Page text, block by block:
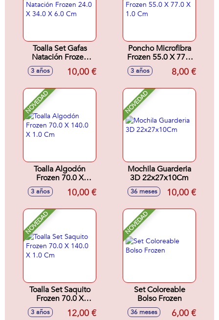
Toalla Set Gafas
Natación Frozen
24.0 X 34.0 X 6.0
3 años 10,00 €
Poncho Microfibra
Frozen 55.0 X 77.0
X 1.0 Cm
3 años 8,00 €
NOVEDAD
Toalla Algodón
Frozen 70.0 X
140.0 X 1.0 Cm
3 años 10,00 €
NOVEDAD
Mochila Guarderia
3D 22x27x10Cm
36 meses 10,00 €
NOVEDAD
Toalla Set Saquito
Frozen 70.0 X
140.0 X 1.0 Cm
3 años 12,00 €
NOVEDAD
Set Coloreable
Bolso Frozen
36 meses 6,00 €